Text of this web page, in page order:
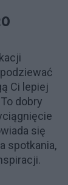
Ci lepiej
dobry
się
spotkania,